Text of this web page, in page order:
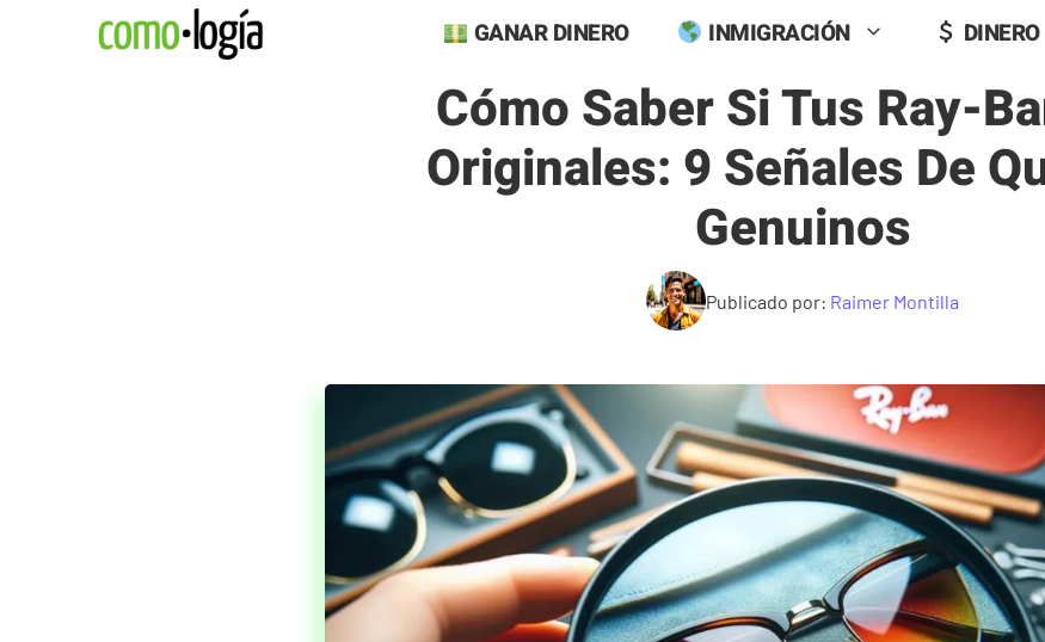
GANAR DINERO INMIGRACIÓN DINERO
Cómo Saber Si Tus Ray-
Originales: 9 Señales De
Genuinos
Publicado por: Raimer Montilla